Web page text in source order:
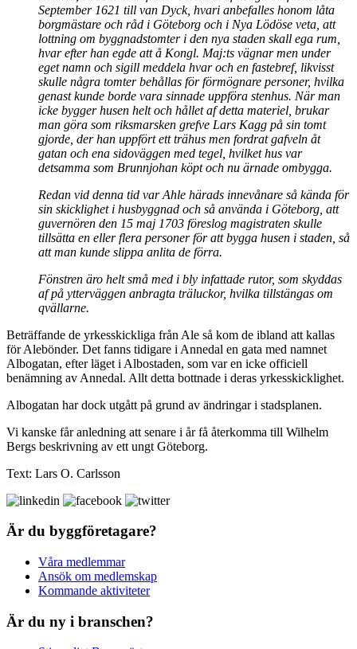
September 1621 till van Dyck, hvari anbefalles honom låta
borgmästare och råd i Göteborg och i Nya Lödöse veta, att
lottning om byggnadstomter i den nya staden skall ega rum,
hvar efter han egde att å Kongl. Maj:ts vägnar men under
eget namn och sigill meddela hvar och en fastebref, likvisst
skulle några tomter behållas för förmögnare personer, hvilka
genast kunde borde vara sinnade uppföra stenhus. När man
icke bygger husen helt och hållet af detta materiel, brukar
man göra som riksmarsken grefve Lars Kagg på sin tomt
gjorde, der han uppfört ett trähus men fordrat gafveln åt
gatan och ena sidoväggen med tegel, hvilket hus var
detsamma som Brunnjohan köpt och nu ärnade ombygga.
Redan vid denna tid var Ahle härads innevånare så kända för
sin skicklighet i husbyggnad och så använda i Göteborg, att
guvernören den 15 maj 1703 föreslog magistraten skulle
tillsätta en eller flera personer för att bygga husen i staden, så
att man kunde slippa anlita de förra.
Fönstren äro helt små med i bly infattade rutor, som skyddas
af på ytterväggen anbragta träluckor, hvilka tillstängas om
qvällarne.
Beträffande de yrkesskickliga från Ale så kom de ibland att kallas
för Alebönder. Det fanns tidigare i Annedal en gata med namnet
Albogatan, efter läget i Albostaden, som var en icke officiell
benämning av Annedal. Allt detta bottnade i deras yrkesskicklighet.
Albogatan har dock utgått på grund av ändringar i stadsplanen.
Vi kanske får anledning att senare i år få återkomma till Wilhelm
Bergs beskrivning av ett ungt Göteborg.
Text: Lars O. Carlsson
Är du byggföretagare?
Våra medlemmar
Ansök om medlemskap
Kommande aktiviteter
Är du ny i branschen?